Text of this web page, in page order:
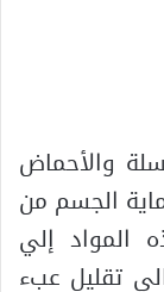
والأحماض
الجسم من
المواد إلي
تقليل عبء